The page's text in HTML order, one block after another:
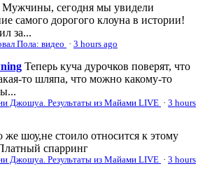
Мужчины, сегодня мы увидели
самого дорогого клоуна в истории!
за...
Пола: видео · 3 hours ago
Теперь куча дурочков поверят, что
то шляпа, что можно какому-то
Джошуа. Результаты из Майами LIVE · 3 hours
же шоу,не стоило относится к этому
спарринг
Джошуа. Результаты из Майами LIVE · 3 hours